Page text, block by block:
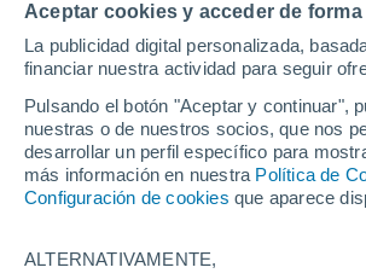
Aceptar cookies y acceder de
La publicidad digital personalizada,
financiar nuestra actividad para seguir
Pulsando el botón "Aceptar y continuar",
nuestras o de nuestros socios, que nos
desarrollar un perfil específico para
más información en nuestra Política de
Configuración de cookies que aparece
ALTERNATIVAMENTE,
Inicio Estados Unidos
Blue Knob
11/12/2026